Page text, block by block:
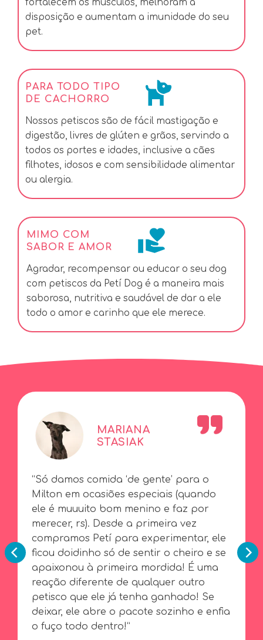
fortalecem os músculos, melhoram a
disposição e aumentam a imunidade do seu
pet.
PARA TODO TIPO
DE CACHORRO
Nossos petiscos são de fácil mastigação e
digestão, livres de glúten e grãos, servindo a
todos os portes e idades, inclusive a cães
filhotes, idosos e com sensibilidade alimentar
ou alergia.
MIMO COM
SABOR E AMOR
Agradar, recompensar ou educar o seu dog
com petiscos da Petí Dog é a maneira mais
saborosa, nutritiva e saudável de dar a ele
todo o amor e carinho que ele merece.
MARIANA
STASIAK
“Só damos comida ‘de gente’ para o
Milton em ocasiões especiais (quando
ele é muuuito bom menino e faz por
merecer, rs). Desde a primeira vez
compramos Petí para experimentar, ele
ficou doidinho só de sentir o cheiro e se
apaixonou à primeira mordida! É uma
reação diferente de qualquer outro
petisco que ele já tenha ganhado! Se
deixar, ele abre o pacote sozinho e enfia
o fuço todo dentro!”